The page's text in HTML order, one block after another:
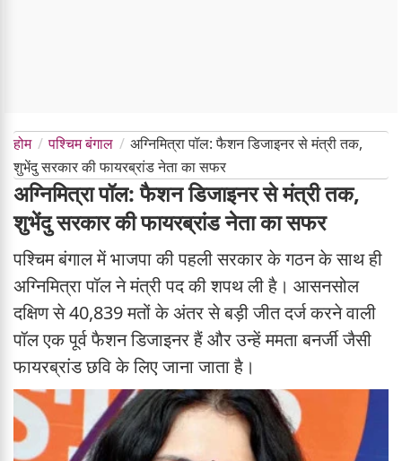
होम पश्चिम बंगाल
अग्निमित्रा पॉल: फैशन डिजाइनर से मंत्री तक,
शुभेंदु सरकार की फायरब्रांड नेता का सफर
अग्निमित्रा पॉल: फैशन डिजाइनर से मंत्री तक,
शुभेंदु सरकार की फायरब्रांड नेता का सफर
पश्चिम बंगाल में भाजपा की पहली सरकार के गठन के साथ ही
अग्निमित्रा पॉल ने मंत्री पद की शपथ ली है। आसनसोल
दक्षिण से 40,839 मतों के अंतर से बड़ी जीत दर्ज करने वाली
पॉल एक पूर्व फैशन डिजाइनर हैं और उन्हें ममता बनर्जी जैसी
फायरब्रांड छवि के लिए जाना जाता है।